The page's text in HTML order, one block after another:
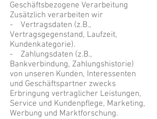
Geschäftsbezogene Verarbeitung
Zusätzlich verarbeiten wir
- Vertragsdaten (z.B.,
Vertragsgegenstand, Laufzeit,
Kundenkategorie).
- Zahlungsdaten (z.B.,
Bankverbindung, Zahlungshistorie)
von unseren Kunden, Interessenten
und Geschäftspartner zwecks
Erbringung vertraglicher Leistungen,
Service und Kundenpflege, Marketing,
Werbung und Marktforschung.